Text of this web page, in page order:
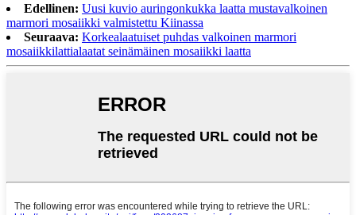
Edellinen: Uusi kuvio auringonkukka laatta mustavalkoinen
marmori mosaiikki valmistettu Kiinassa
Seuraava: Korkealaatuiset puhdas valkoinen marmori
mosaiikkilattialaatat seinämäinen mosaiikki laatta